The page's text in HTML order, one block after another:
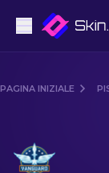
Fucile
PAGINA INIZIALE